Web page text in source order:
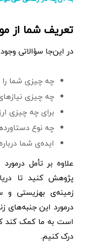
تعریف شما از
در این‌جا سؤالاتی
چه چیزی شما
چه چیزی
برای چه چیزی
چه نوع
ایده‌ی شما
علاوه بر تأمل
پژوهش کنید تا
زمینه‌ی بهزیستی
درمورد این
است به ما کمک کند
درک کنیم.